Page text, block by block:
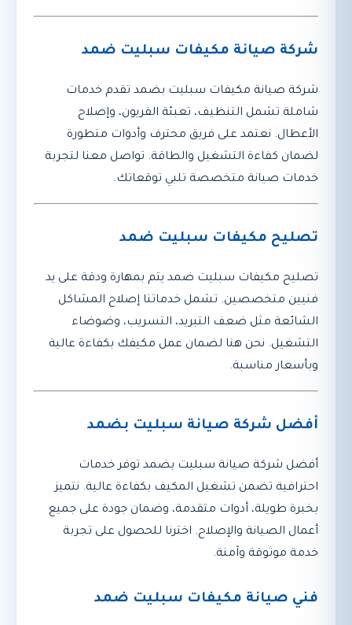
شركة صيانة مكيفات سبليت ضمد
شركة صيانة مكيفات سبليت بضمد تقدم خدمات
شاملة تشمل التنظيف، تعبئة الفريون، وإصلاح
الأعطال. نعتمد على فريق محترف وأدوات متطورة
لضمان كفاءة التشغيل والطاقة. تواصل معنا لتجربة
خدمات صيانة متخصصة تلبي توقعاتك.
تصليح مكيفات سبليت ضمد
تصليح مكيفات سبليت ضمد يتم بمهارة ودقة على يد
فنيين متخصصين. تشمل خدماتنا إصلاح المشاكل
الشائعة مثل ضعف التبريد، التسريب، وضوضاء
التشغيل. نحن هنا لضمان عمل مكيفك بكفاءة عالية
وبأسعار مناسبة.
أفضل شركة صيانة سبليت بضمد
أفضل شركة صيانة سبليت بضمد توفر خدمات
احترافية تضمن تشغيل المكيف بكفاءة عالية. نتميز
بخبرة طويلة، أدوات متقدمة، وضمان جودة على جميع
أعمال الصيانة والإصلاح. اخترنا للحصول على تجربة
خدمة موثوقة وآمنة.
فني صيانة مكيفات سبليت ضمد